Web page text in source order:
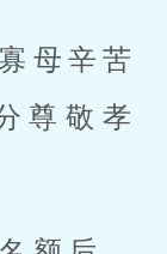
母辛苦
尊敬孝